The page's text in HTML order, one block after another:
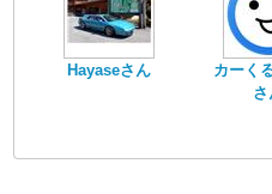
Hayaseさん
カーく
さ